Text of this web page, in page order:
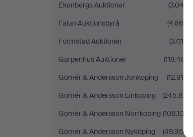
Ekenbergs Auktioner
(3.042)
Falun Auktionsbyrå
(4.669)
Formstad Auktioner
(37.114)
Garpenhus Auktioner
(118.481)
Gomér & Andersson Jönköping
(12.916)
Gomér & Andersson Linköping
(245.811)
Gomér & Andersson Norrköping (108.102)
Gomér & Andersson Nyköping
(49.954)